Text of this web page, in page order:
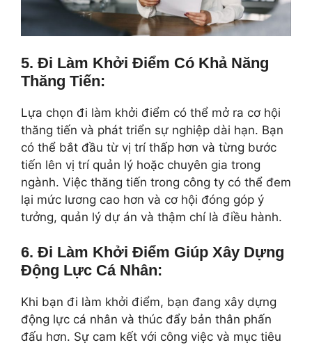
5. Đi Làm Khởi Điểm Có Khả Năng
Thăng Tiến:
Lựa chọn đi làm khởi điểm có thể mở ra cơ hội
thăng tiến và phát triển sự nghiệp dài hạn. Bạn
có thể bắt đầu từ vị trí thấp hơn và từng bước
tiến lên vị trí quản lý hoặc chuyên gia trong
ngành. Việc thăng tiến trong công ty có thể đem
lại mức lương cao hơn và cơ hội đóng góp ý
tưởng, quản lý dự án và thậm chí là điều hành.
6. Đi Làm Khởi Điểm Giúp Xây Dựng
Động Lực Cá Nhân:
Khi bạn đi làm khởi điểm, bạn đang xây dựng
động lực cá nhân và thúc đẩy bản thân phấn
đấu hơn. Sự cam kết với công việc và mục tiêu